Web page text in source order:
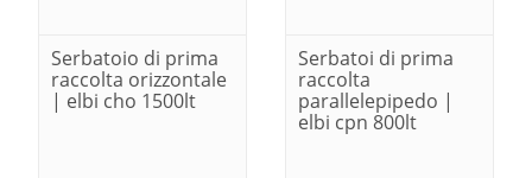
Serbatoio di prima
raccolta orizzontale
| elbi cho 1500lt
Serbatoi di prima
raccolta
parallelepipedo |
elbi cpn 800lt